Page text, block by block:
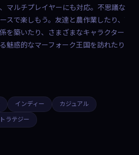
マルチプレイヤーにも対応。不思議な
スで楽しもう。友達と農作業したり、
を築いたり、さまざまなキャラクター
魅惑的なマーフォーク王国を訪れたり
インディー
カジュアル
ラテジー